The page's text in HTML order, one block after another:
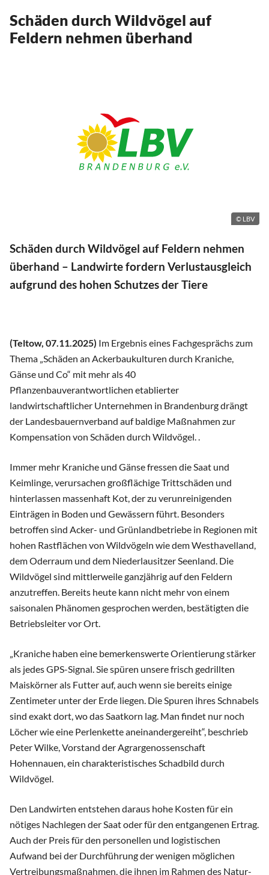
Schäden durch Wildvögel auf
Feldern nehmen überhand
© LBV
Schäden durch Wildvögel auf Feldern nehmen
überhand – Landwirte fordern Verlustausgleich
aufgrund des hohen Schutzes der Tiere
(Teltow, 07.11.2025) Im Ergebnis eines Fachgesprächs zum
Thema „Schäden an Ackerbaukulturen durch Kraniche,
Gänse und Co“ mit mehr als 40
Pflanzenbauverantwortlichen etablierter
landwirtschaftlicher Unternehmen in Brandenburg drängt
der Landesbauernverband auf baldige Maßnahmen zur
Kompensation von Schäden durch Wildvögel. .
Immer mehr Kraniche und Gänse fressen die Saat und
Keimlinge, verursachen großflächige Trittschäden und
hinterlassen massenhaft Kot, der zu verunreinigenden
Einträgen in Boden und Gewässern führt. Besonders
betroffen sind Acker- und Grünlandbetriebe in Regionen mit
hohen Rastflächen von Wildvögeln wie dem Westhavelland,
dem Oderraum und dem Niederlausitzer Seenland. Die
Wildvögel sind mittlerweile ganzjährig auf den Feldern
anzutreffen. Bereits heute kann nicht mehr von einem
saisonalen Phänomen gesprochen werden, bestätigten die
Betriebsleiter vor Ort.
„Kraniche haben eine bemerkenswerte Orientierung stärker
als jedes GPS-Signal. Sie spüren unsere frisch gedrillten
Maiskörner als Futter auf, auch wenn sie bereits einige
Zentimeter unter der Erde liegen. Die Spuren ihres Schnabels
sind exakt dort, wo das Saatkorn lag. Man findet nur noch
Löcher wie eine Perlenkette aneinandergereiht“, beschrieb
Peter Wilke, Vorstand der Agrargenossenschaft
Hohennauen, ein charakteristisches Schadbild durch
Wildvögel.
Den Landwirten entstehen daraus hohe Kosten für ein
nötiges Nachlegen der Saat oder für den entgangenen Ertrag.
Auch der Preis für den personellen und logistischen
Aufwand bei der Durchführung der wenigen möglichen
Vertreibungsmaßnahmen, die ihnen im Rahmen des Natur-